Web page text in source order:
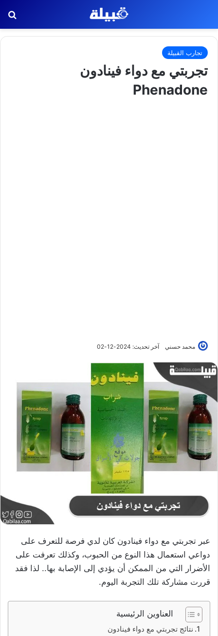
تجارب القبيلة
تجربتي مع دواء فينادون
Phenadone
محمد حسني آخر تحديث: 2024-12-02
عبر تجربتي مع دواء فينادون كان لدي فرصة للتعرف على
دواعي استعمال هذا النوع من الحبوب، وكذلك تعرفت على
الأضرار التي من الممكن أن يؤدي إلى الإصابة بها.. لذا فقد
قررت مشاركة تلك التجربة اليوم.
العناوين الرئيسية
نتائج تجربتي مع دواء فينادون